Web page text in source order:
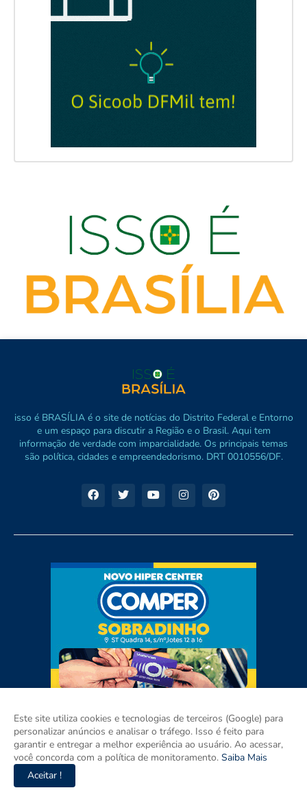
isso é BRASÍLIA é o site de notícias do Distrito Federal e Entorno
e um espaço para discutir a Região e o Brasil. Aqui tem
informação de verdade com imparcialidade. Os principais temas
são política, cidades e empreendedorismo. DRT 0010556/DF.
Este site utiliza cookies e tecnologias de terceiros (Google) para
personalizar anúncios e analisar o tráfego. Isso é feito para
garantir e entregar a melhor experiência ao usuário. Ao acessar,
você concorda com a política de monitoramento. Saiba Mais
Aceitar !